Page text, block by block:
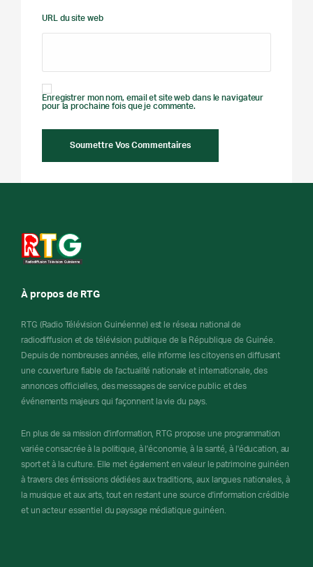
URL du site web
Enregistrer mon nom, email et site web dans le navigateur
pour la prochaine fois que je commente.
À propos de RTG
RTG (Radio Télévision Guinéenne) est le réseau national de
radiodiffusion et de télévision publique de la République de Guinée.
Depuis de nombreuses années, elle informe les citoyens en diffusant
une couverture fiable de l'actualité nationale et internationale, des
annonces officielles, des messages de service public et des
événements majeurs qui façonnent la vie du pays.
En plus de sa mission d'information, RTG propose une programmation
variée consacrée à la politique, à l'économie, à la santé, à l'éducation, au
sport et à la culture. Elle met également en valeur le patrimoine guinéen
à travers des émissions dédiées aux traditions, aux langues nationales, à
la musique et aux arts, tout en restant une source d'information crédible
et un acteur essentiel du paysage médiatique guinéen.